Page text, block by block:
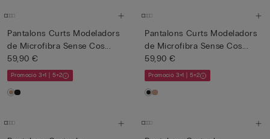
Pantalons Curts Modeladors
de Microfibra Sense Cos...
59,90 €
Promoció 3+1 | 5+2
Pantalons Curts Modeladors
de Microfibra Sense Cos...
59,90 €
Promoció 3+1 | 5+2